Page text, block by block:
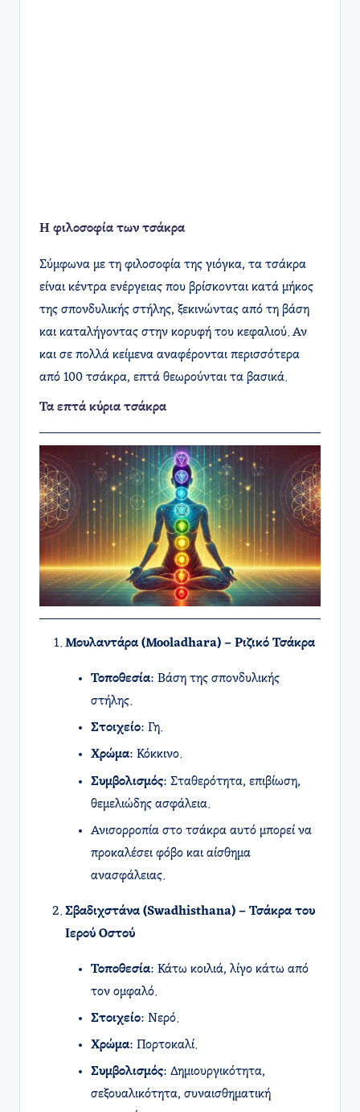
Η φιλοσοφία των τσάκρα
Σύμφωνα με τη φιλοσοφία της γιόγκα, τα τσάκρα
είναι κέντρα ενέργειας που βρίσκονται κατά μήκος
της σπονδυλικής στήλης, ξεκινώντας από τη βάση
και καταλήγοντας στην κορυφή του κεφαλιού. Αν
και σε πολλά κείμενα αναφέρονται περισσότερα
από 100 τσάκρα, επτά θεωρούνται τα βασικά.
Τα επτά κύρια τσάκρα
Μουλαντάρα (Mooladhara) – Ριζικό Τσάκρα
Τοποθεσία: Βάση της σπονδυλικής
στήλης.
Στοιχείο: Γη.
Χρώμα: Κόκκινο.
Συμβολισμός: Σταθερότητα, επιβίωση,
θεμελιώδης ασφάλεια.
Ανισορροπία στο τσάκρα αυτό μπορεί να
προκαλέσει φόβο και αίσθημα
ανασφάλειας.
Σβαδιχστάνα (Swadhisthana) – Τσάκρα του
Ιερού Οστού
Τοποθεσία: Κάτω κοιλιά, λίγο κάτω από
τον ομφαλό.
Στοιχείο: Νερό.
Χρώμα: Πορτοκαλί.
Συμβολισμός: Δημιουργικότητα,
σεξουαλικότητα, συναισθηματική